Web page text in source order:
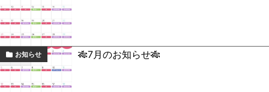
お知らせ 🎋7月のお知らせ🎋